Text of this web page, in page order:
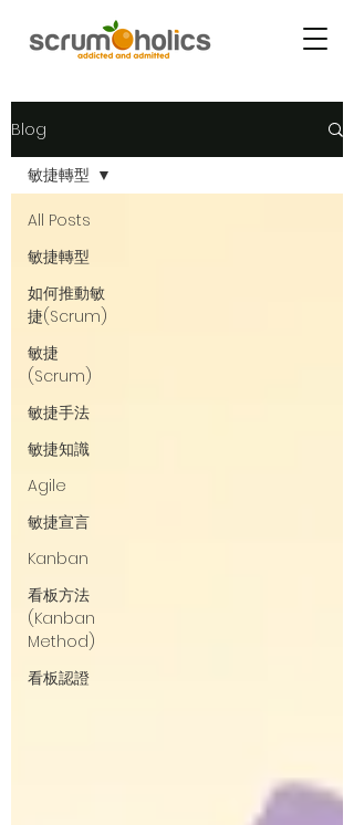
Blog
All Posts
敏捷轉型
如何推動敏
捷(Scrum)
敏捷
(Scrum)
敏捷手法
敏捷知識
Agile
敏捷宣言
Kanban
看板方法
(Kanban
Method)
看板認證
敏捷轉型